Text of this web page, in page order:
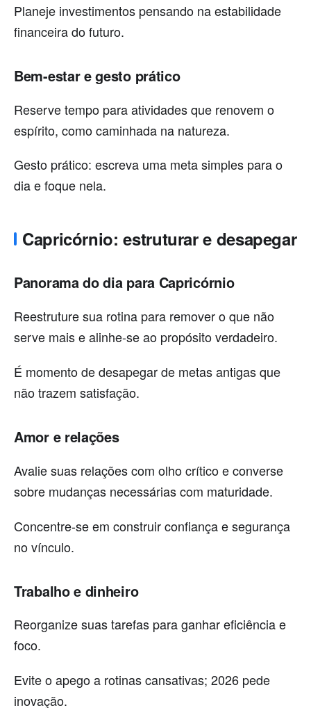
Planeje investimentos pensando na estabilidade
financeira do futuro.
Bem-estar e gesto prático
Reserve tempo para atividades que renovem o
espírito, como caminhada na natureza.
Gesto prático: escreva uma meta simples para o
dia e foque nela.
Capricórnio: estruturar e desapegar
Panorama do dia para Capricórnio
Reestruture sua rotina para remover o que não
serve mais e alinhe-se ao propósito verdadeiro.
É momento de desapegar de metas antigas que
não trazem satisfação.
Amor e relações
Avalie suas relações com olho crítico e converse
sobre mudanças necessárias com maturidade.
Concentre-se em construir confiança e segurança
no vínculo.
Trabalho e dinheiro
Reorganize suas tarefas para ganhar eficiência e
foco.
Evite o apego a rotinas cansativas; 2026 pede
inovação.